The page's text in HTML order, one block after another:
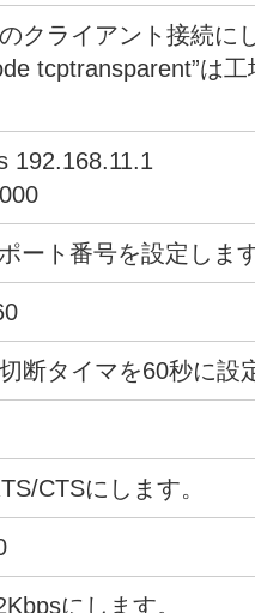
クライアント接続に
tcptransparent”は
192.168.11.1
ート番号を設定しま
断タイマを60秒に設
CTSにします。
にします。